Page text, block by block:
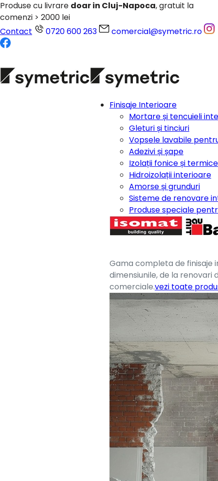
Produse cu livrare doar in Cluj-Napoca, gratuit la
comenzi > 2000 lei
Contact
0720 600 263 comercial@symetric.ro
Finisaje Interioare
Mortare și tencuieli
Gleturi și tinciuri
Vopsele lavabile
Adezivi și șape
Izolații fonice și
Hidroizolații interioare
Amorse și grunduri
Sisteme de renovare
Produse speciale
Gama completa de
dimensiunile, de la
comerciale.vezi toate